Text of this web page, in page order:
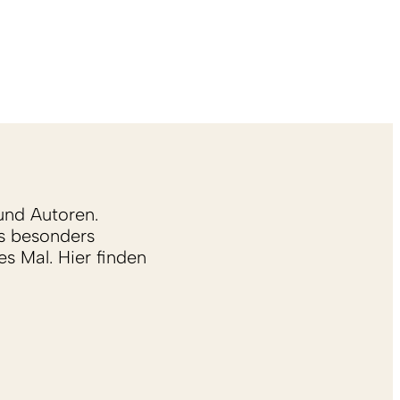
Autoren.
besonders
Mal. Hier finden